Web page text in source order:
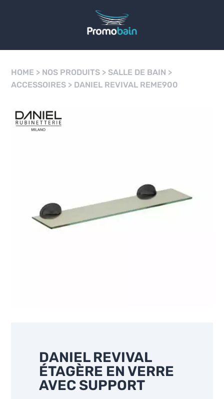
HOME > NOS PRODUITS >SALLE DE BAIN >
ACCESSOIRES > DANIEL REVIVAL REME900
DANIEL REVIVAL
ÉTAGÈRE EN VERRE
AVEC SUPPORT